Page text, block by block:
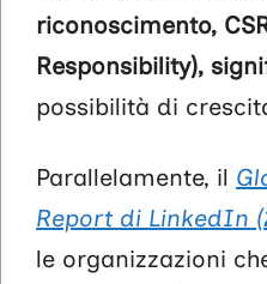
riconoscimento,
Responsibility),
possibilità di
Parallelamente, il
Report di LinkedIn
le organizzazioni